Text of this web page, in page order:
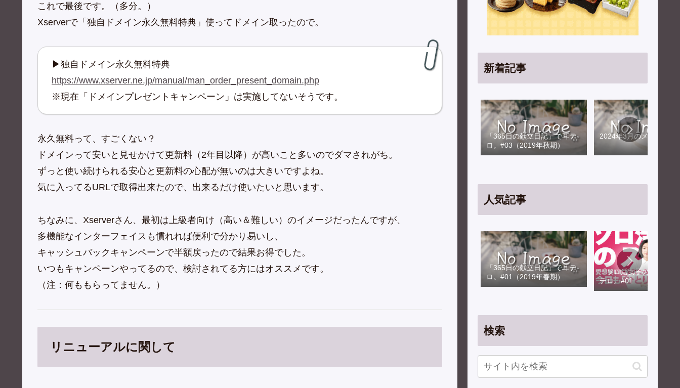
これで最後です。（多分。）
Xserverで「独自ドメイン永久無料特典」使ってドメイン取ったので。
▶独自ドメイン永久無料特典
https://www.xserver.ne.jp/manual/man_order_present_domain.php
※現在「ドメインプレゼントキャンペーン」は実施してないそうです。
永久無料って、すごくない？
ドメインって安いと見せかけて更新料（2年目以降）が高いこと多いのでダマされがち。
ずっと使い続けられる安心と更新料の心配が無いのは大きいですよね。
気に入ってるURLで取得出来たので、出来るだけ使いたいと思います。
ちなみに、Xserverさん、最初は上級者向け（高い＆難しい）のイメージだったんですが、
多機能なインターフェイスも慣れれば便利で分かり易いし、
キャッシュバックキャンペーンで半額戻ったので結果お得でした。
いつもキャンペーンやってるので、検討されてる方にはオススメです。
（注：何ももらってません。）
リニューアルに関して
新着記事
「365日の献立日記」で耳テ
ロ。#03（2019年秋期）
2024年3月のメンテナン
人気記事
「365日の献立日記」で耳テ
ロ。#01（2019年春期）
「ソロ活女子のススメ」
テロ。#01
検索